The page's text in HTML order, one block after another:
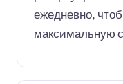
ежедневно,
максимальную